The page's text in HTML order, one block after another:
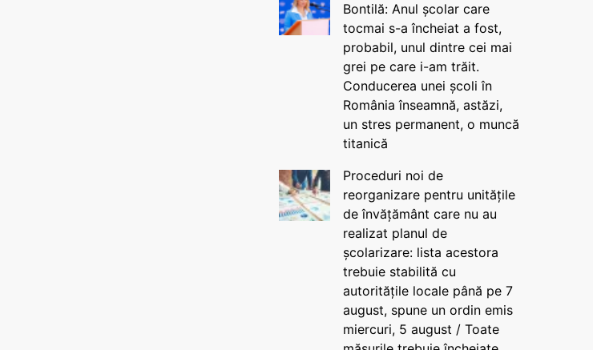
Bontilă: Anul școlar care
tocmai s-a încheiat a fost,
probabil, unul dintre cei mai
grei pe care i-am trăit.
Conducerea unei școli în
România înseamnă, astăzi,
un stres permanent, o muncă
titanică
Proceduri noi de
reorganizare pentru unitățile
de învățământ care nu au
realizat planul de
școlarizare: lista acestora
trebuie stabilită cu
autoritățile locale până pe 7
august, spune un ordin emis
miercuri, 5 august / Toate